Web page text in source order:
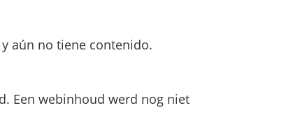
aún no tiene contenido.
Een webinhoud werd nog niet